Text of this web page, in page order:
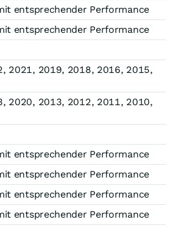
entsprechender Performance
entsprechender Performance
2021, 2019, 2018, 2016, 2015,
2020, 2013, 2012, 2011, 2010,
entsprechender Performance
entsprechender Performance
entsprechender Performance
entsprechender Performance